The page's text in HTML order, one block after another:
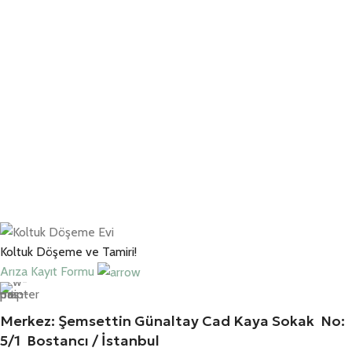
Koltuk Döşeme ve Tamiri!
Arıza Kayıt Formu
Merkez: Şemsettin Günaltay Cad Kaya Sokak No:
5/1 Bostancı / İstanbul